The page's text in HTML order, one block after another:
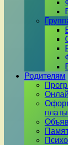
Родителям
платы